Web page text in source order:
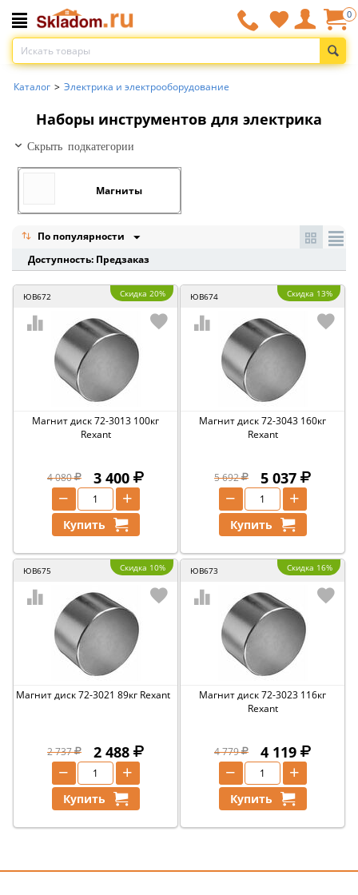
0
Каталог > Электрика и электрооборудование
Наборы инструментов для электрика
Скрыть подкатегории
Магниты
По популярности
Доступность: Предзаказ
ЮВ672 Скидка 20%
Магнит диск 72-3013 100кг
Rexant
4 080 3 400
+
−
Купить
ЮВ674 Скидка 13%
Магнит диск 72-3043 160кг
Rexant
5 692 5 037
+
−
Купить
ЮВ675 Скидка 10%
Магнит диск 72-3021 89кг Rexant
2 737 2 488
+
−
Купить
ЮВ673 Скидка 16%
Магнит диск 72-3023 116кг
Rexant
4 779 4 119
+
−
Купить